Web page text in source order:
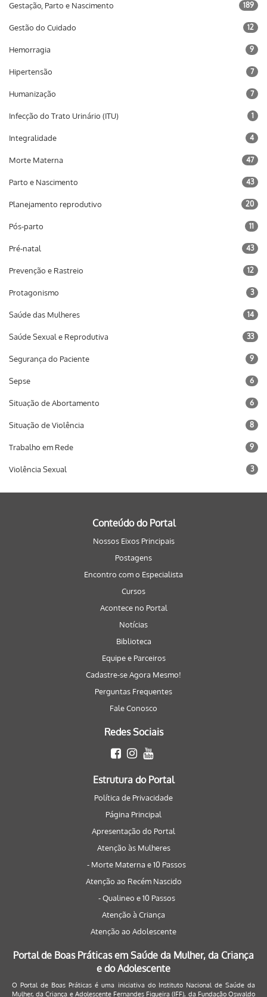
Gestação, Parto e Nascimento 189
Gestão do Cuidado 12
Hemorragia 9
Hipertensão 7
Humanização 7
Infecção do Trato Urinário (ITU) 1
Integralidade 4
Morte Materna 47
Parto e Nascimento 43
Planejamento reprodutivo 20
Pós-parto 11
Pré-natal 43
Prevenção e Rastreio 12
Protagonismo 3
Saúde das Mulheres 14
Saúde Sexual e Reprodutiva 33
Segurança do Paciente 9
Sepse 6
Situação de Abortamento 6
Situação de Violência 8
Trabalho em Rede 9
Violência Sexual 3
Conteúdo do Portal
Nossos Eixos Principais
Postagens
Encontro com o Especialista
Cursos
Acontece no Portal
Notícias
Biblioteca
Equipe e Parceiros
Cadastre-se Agora Mesmo!
Perguntas Frequentes
Fale Conosco
Redes Sociais
Estrutura do Portal
Política de Privacidade
Página Principal
Apresentação do Portal
Atenção às Mulheres
- Morte Materna e 10 Passos
Atenção ao Recém Nascido
- Qualineo e 10 Passos
Atenção à Criança
Atenção ao Adolescente
Portal de Boas Práticas em Saúde da Mulher, da Criança
e do Adolescente
O Portal de Boas Práticas é uma iniciativa do Instituto Nacional de Saúde da
Mulher, da Criança e Adolescente Fernandes Figueira (IFF), da Fundação Oswaldo